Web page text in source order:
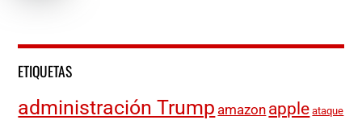
ETIQUETAS
administración Trump amazon apple ataque